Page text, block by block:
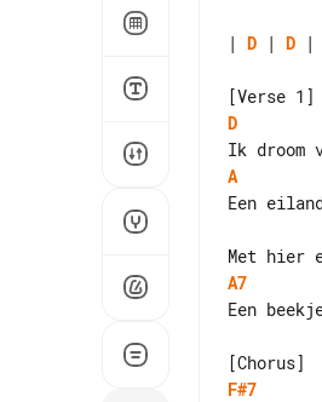
| D | D |
D
A
A7
Een
F#7